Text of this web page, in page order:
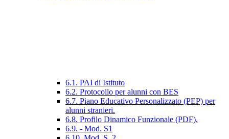
6.1. PAI di Istituto
6.2. Protocollo per alunni con BES
6.7. Piano Educativo Personalizzato (PEP) per
alunni stranieri.
6.8. Profilo Dinamico Funzionale (PDF).
6.9. - Mod. S1